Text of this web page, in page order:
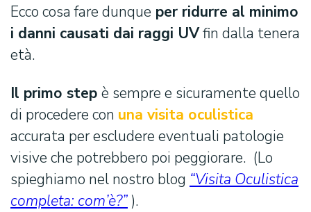
Ecco cosa fare dunque per ridurre al minimo
i danni causati dai raggi UVfin dalla tenera
età.
Il primo step è sempre e sicuramente quello
di procedere con una visita oculistica
accurata per escludere eventuali patologie
visive che potrebbero poi peggiorare. (Lo
spieghiamo nel nostro blog “Visita Oculistica
completa: com’è?”).